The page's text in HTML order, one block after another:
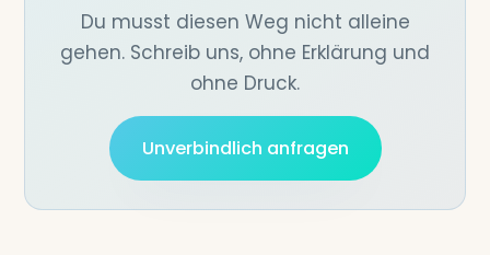
Du musst diesen Weg nicht alleine
gehen. Schreib uns, ohne Erklärung und
ohne Druck.
Unverbindlich anfragen